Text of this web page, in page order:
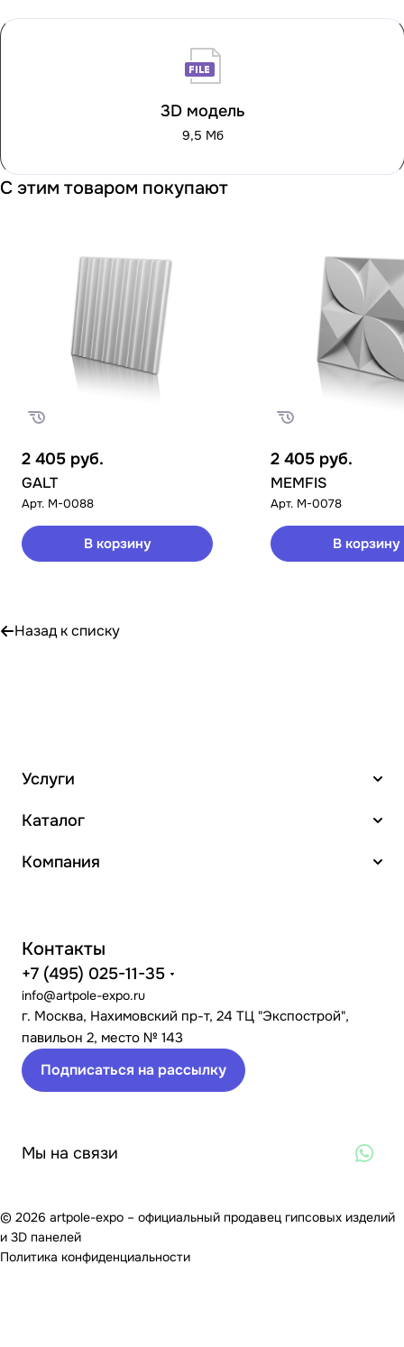
3D модель
9,5 Мб
С этим товаром покупают
2 405 руб.
GALT
Арт. M-0088
В корзину
2 405 руб.
MEMFIS
Арт. M-0078
В корзину
Назад к списку
Услуги
Каталог
Компания
Контакты
+7 (495) 025-11-35
info@artpole-expo.ru
г. Москва, Нахимовский пр-т, 24 ТЦ "Экспострой",
павильон 2, место № 143
Подписаться на рассылку
Мы на связи
© 2026 artpole-expo – официальный продавец гипсовых изделий
и 3D панелей
Политика конфиденциальности